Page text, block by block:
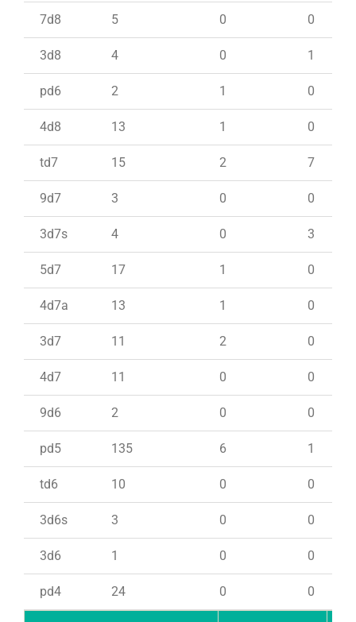
7d8 5 0 0
3d8 4 0 1
pd6 2 1 0
4d8 13 1 0
td7 15 2 7
9d7 3 0 0
3d7s 4 0 3
5d7 17 1 0
4d7a 13 1 0
3d7 11 2 0
4d7 11 0 0
9d6 2 0 0
pd5 135 6 1
td6 10 0 0
3d6s 3 0 0
3d6 1 0 0
pd4 24 0 0